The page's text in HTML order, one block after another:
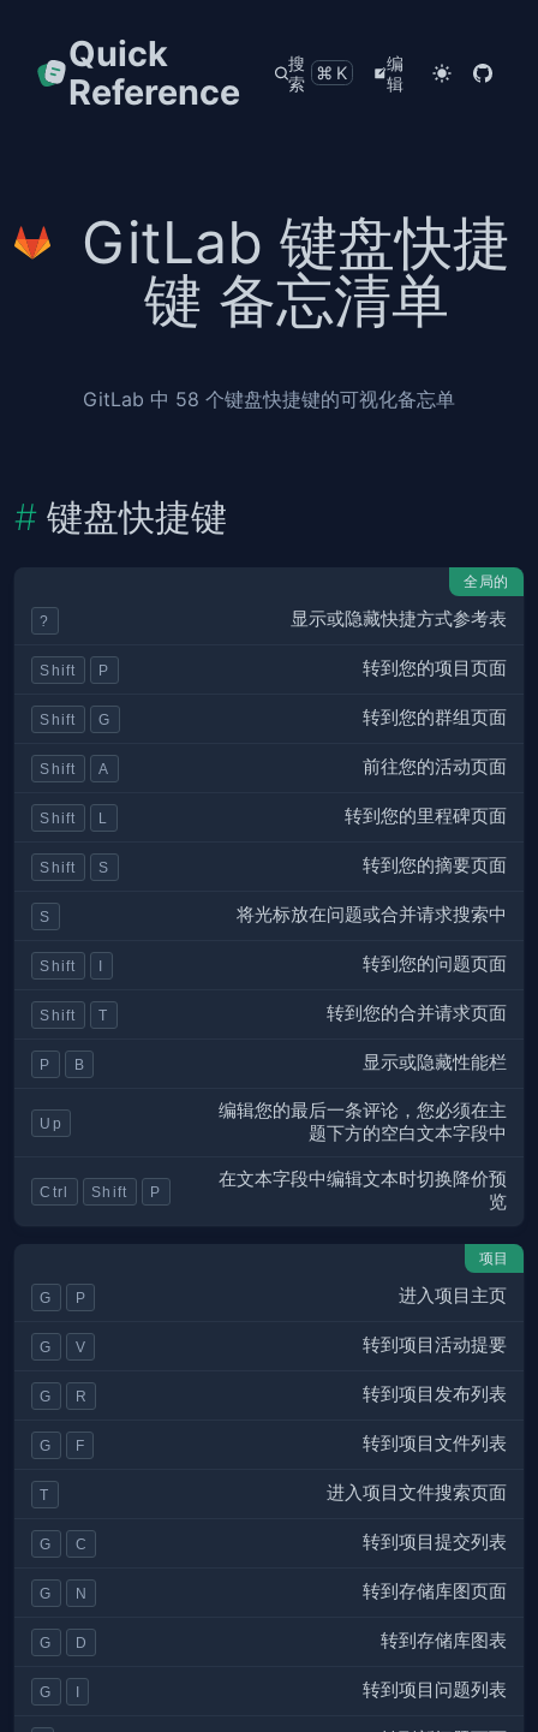
Quick
Reference
搜
索
⌘K
编
辑
GitLab 键盘快捷
键 备忘清单
GitLab 中 58 个键盘快捷键的可视化备忘单
键盘快捷键
全局的
? 显示或隐藏快捷方式参考表
Shift P 转到您的项目页面
Shift G 转到您的群组页面
Shift A 前往您的活动页面
Shift L 转到您的里程碑页面
Shift S 转到您的摘要页面
S 将光标放在问题或合并请求搜索中
Shift I 转到您的问题页面
Shift T 转到您的合并请求页面
P B 显示或隐藏性能栏
Up
编辑您的最后一条评论，您必须在主
题下方的空白文本字段中
Ctrl Shift P
在文本字段中编辑文本时切换降价预
览
项目
G P 进入项目主页
G V 转到项目活动提要
G R 转到项目发布列表
G F 转到项目文件列表
T 进入项目文件搜索页面
G C 转到项目提交列表
G N 转到存储库图页面
G D 转到存储库图表
G I 转到项目问题列表